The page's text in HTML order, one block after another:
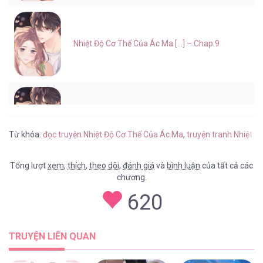
Nhiệt Độ Cơ Thể Của Ác Ma [...] – Chap 9
Nhiệt Độ Cơ Thể Của Ác Ma [...] – Chap 7
Từ khóa: đọc truyện Nhiệt Độ Cơ Thể Của Ác Ma, truyện tranh Nhiệt
Tổng lượtxem, thích, theo dõi, đánh giá và bình luận của tất cả các
chương.
620
TRUYỆN LIÊN QUAN